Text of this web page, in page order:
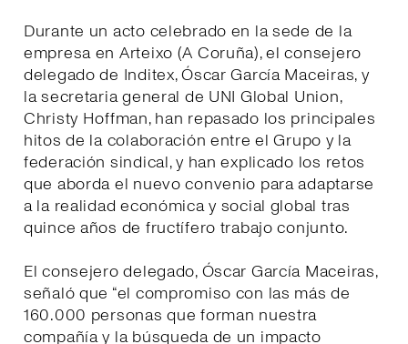
Durante un acto celebrado en la sede de la
empresa en Arteixo (A Coruña), el consejero
delegado de Inditex, Óscar García Maceiras, y
la secretaria general de UNI Global Union,
Christy Hoffman, han repasado los principales
hitos de la colaboración entre el Grupo y la
federación sindical, y han explicado los retos
que aborda el nuevo convenio para adaptarse
a la realidad económica y social global tras
quince años de fructífero trabajo conjunto.
El consejero delegado, Óscar García Maceiras,
señaló que “el compromiso con las más de
160.000 personas que forman nuestra
compañía y la búsqueda de un impacto